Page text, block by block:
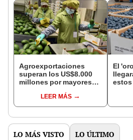
Agroexportaciones
superan los US$8.000
millones por mayores
arándanosLEER MÁS
El
estos
las
LO MÁS VISTO LO ÚLTIMO